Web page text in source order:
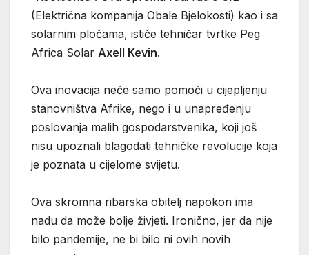
(Električna kompanija Obale Bjelokosti) kao i sa
solarnim pločama, ističe tehničar tvrtke Peg
Africa Solar Axell Kevin.
Ova inovacija neće samo pomoći u cijepljenju
stanovništva Afrike, nego i u unapređenju
poslovanja malih gospodarstvenika, koji još
nisu upoznali blagodati tehničke revolucije koja
je poznata u cijelome svijetu.
Ova skromna ribarska obitelj napokon ima
nadu da može bolje živjeti. Ironično, jer da nije
bilo pandemije, ne bi bilo ni ovih novih